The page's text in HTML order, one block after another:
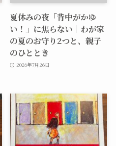
夏休みの夜「背中がかゆ
い！」に焦らない｜わが家
の夏のお守り2つと、親子
のひととき
2026年7月26日